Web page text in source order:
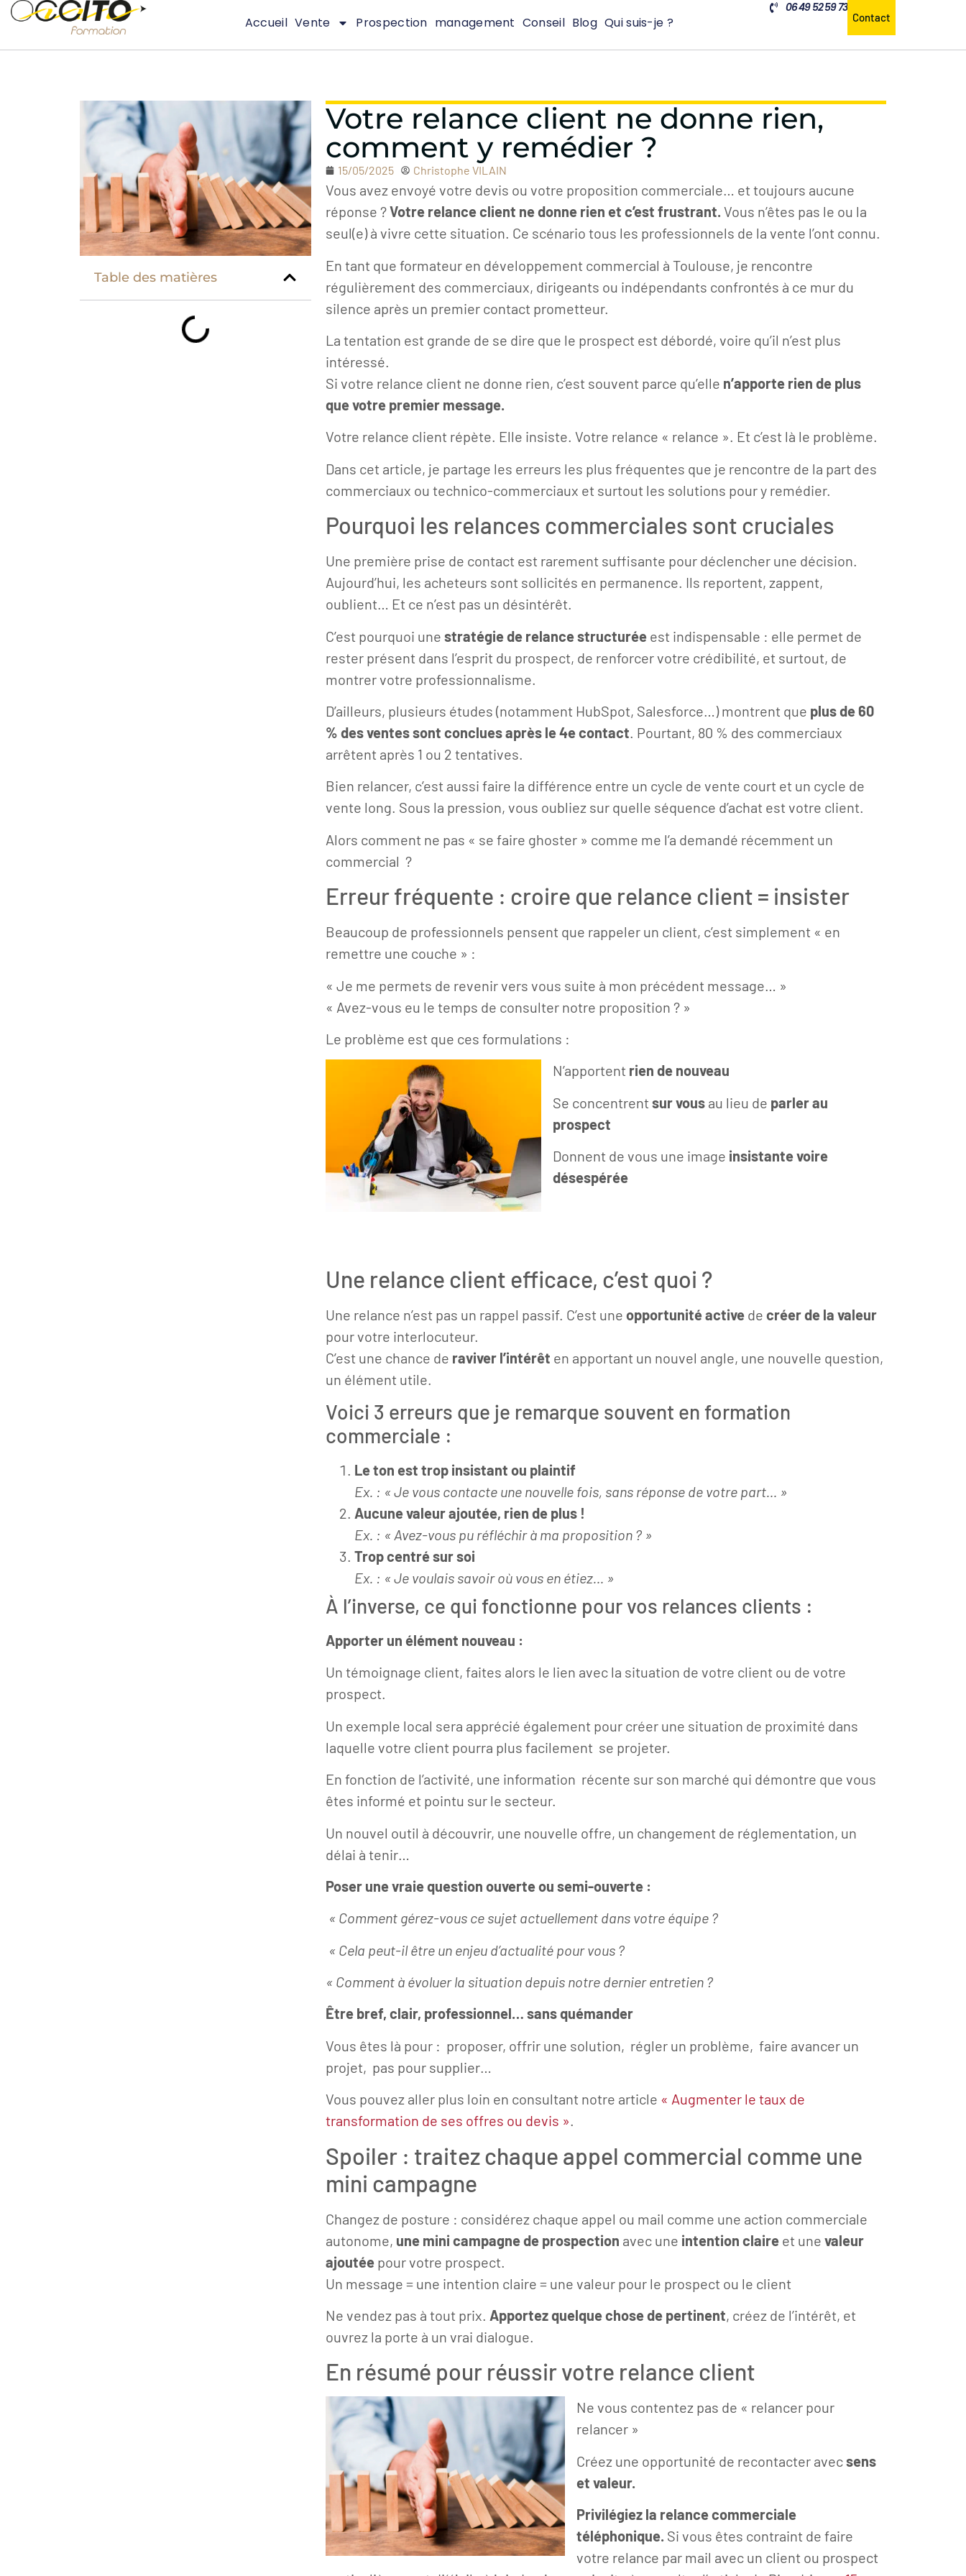
Accueil Vente Prospection management Conseil Blog Qui suis-je ?
06 49 52 59 73
Contact
Table des matières
Votre relance client ne donne rien,
comment y remédier ?
15/05/2025 Christophe VILAIN
Vous avez envoyé votre devis ou votre proposition commerciale… et toujours aucune
réponse ?Votre relance client ne donne rien et c’est frustrant. Vous n’êtes pas le ou la
seul(e) à vivre cette situation. Ce scénario tous les professionnels de la vente l’ont connu.
En tant que formateur en développement commercial à Toulouse, je rencontre
régulièrement des commerciaux, dirigeants ou indépendants confrontés à ce mur du
silence après un premier contact prometteur.
La tentation est grande de se dire que le prospect est débordé, voire qu’il n’est plus
intéressé.
Si votre relance client ne donne rien, c’est souvent parce qu’elle n’apporte rien de plus
que votre premier message.
Votre relance client répète. Elle insiste. Votre relance « relance ». Et c’est là le problème.
Dans cet article, je partage les erreurs les plus fréquentes que je rencontre de la part des
commerciaux ou technico-commerciaux et surtout les solutions pour y remédier.
Pourquoi les relances commerciales sont cruciales
Une première prise de contact est rarement suffisante pour déclencher une décision.
Aujourd’hui, les acheteurs sont sollicités en permanence. Ils reportent, zappent,
oublient… Et ce n’est pas un désintérêt.
C’est pourquoi unestratégie de relance structurée est indispensable : elle permet de
rester présent dans l’esprit du prospect, de renforcer votre crédibilité, et surtout, de
montrer votre professionnalisme.
D’ailleurs, plusieurs études (notamment HubSpot, Salesforce…) montrent que plus de 60
% des ventes sont conclues après le 4e contact. Pourtant, 80 % des commerciaux
arrêtent après 1 ou 2 tentatives.
Bien relancer, c’est aussi faire la différence entre un cycle de vente court et un cycle de
vente long. Sous la pression, vous oubliez sur quelle séquence d’achat est votre client.
Alors comment ne pas « se faire ghoster » comme me l’a demandé récemment un
commercial ?
Erreur fréquente : croire que relance client = insister
Beaucoup de professionnels pensent que rappeler un client, c’est simplement « en
remettre une couche » :
« Je me permets de revenir vers vous suite à mon précédent message… »
« Avez-vous eu le temps de consulter notre proposition ? »
Le problème est que ces formulations :
N’apportent rien de nouveau
Se concentrentsur vous au lieu de parler au
prospect
Donnent de vous une image insistante voire
désespérée
Une relance client efficace, c’est quoi ?
Une relance n’est pas un rappel passif. C’est uneopportunité active decréer de la valeur
pour votre interlocuteur.
C’est une chance de raviver l’intérêt en apportant un nouvel angle, une nouvelle question,
un élément utile.
Voici 3 erreurs que je remarque souvent en formation
commerciale :
Le ton est trop insistant ou plaintif
Ex. : « Je vous contacte une nouvelle fois, sans réponse de votre part… »
Aucune valeur ajoutée, rien de plus !
Ex. : « Avez-vous pu réfléchir à ma proposition ? »
Trop centré sur soi
Ex. : « Je voulais savoir où vous en étiez… »
À l’inverse, ce qui fonctionne pour vos relances clients :
Apporter un élément nouveau :
Un témoignage client, faites alors le lien avec la situation de votre client ou de votre
prospect.
Un exemple local sera apprécié également pour créer une situation de proximité dans
laquelle votre client pourra plus facilement se projeter.
En fonction de l’activité, une information récente sur son marché qui démontre que vous
êtes informé et pointu sur le secteur.
Un nouvel outil à découvrir, une nouvelle offre, un changement de réglementation, un
délai à tenir…
Poser une vraie question ouverte ou semi-ouverte :
« Comment gérez-vous ce sujet actuellement dans votre équipe ?
« Cela peut-il être un enjeu d’actualité pour vous ?
« Comment à évoluer la situation depuis notre dernier entretien ?
Être bref, clair, professionnel… sans quémander
Vous êtes là pour : proposer, offrir une solution, régler un problème, faire avancer un
projet, pas pour supplier…
Vous pouvez aller plus loin en consultant notre article « Augmenter le taux de
transformation de ses offres ou devis ».
Spoiler : traitez chaque appel commercial comme une
mini campagne
Changez de posture : considérez chaque appel ou mail comme une action commerciale
autonome, une mini campagne de prospection avec une intention claire et unevaleur
ajoutée pour votre prospect.
Un message = une intention claire = une valeur pour le prospect ou le client
Ne vendez pas à tout prix. Apportez quelque chose de pertinent, créez de l’intérêt, et
ouvrez la porte à un vrai dialogue.
En résumé pour réussir votre relance client
Ne vous contentez pas de « relancer pour
relancer »
Créez une opportunité de recontacter avecsens
et valeur.
Privilégiez la relance commerciale
téléphonique. Si vous êtes contraint de faire
votre relance par mail avec un client ou prospect